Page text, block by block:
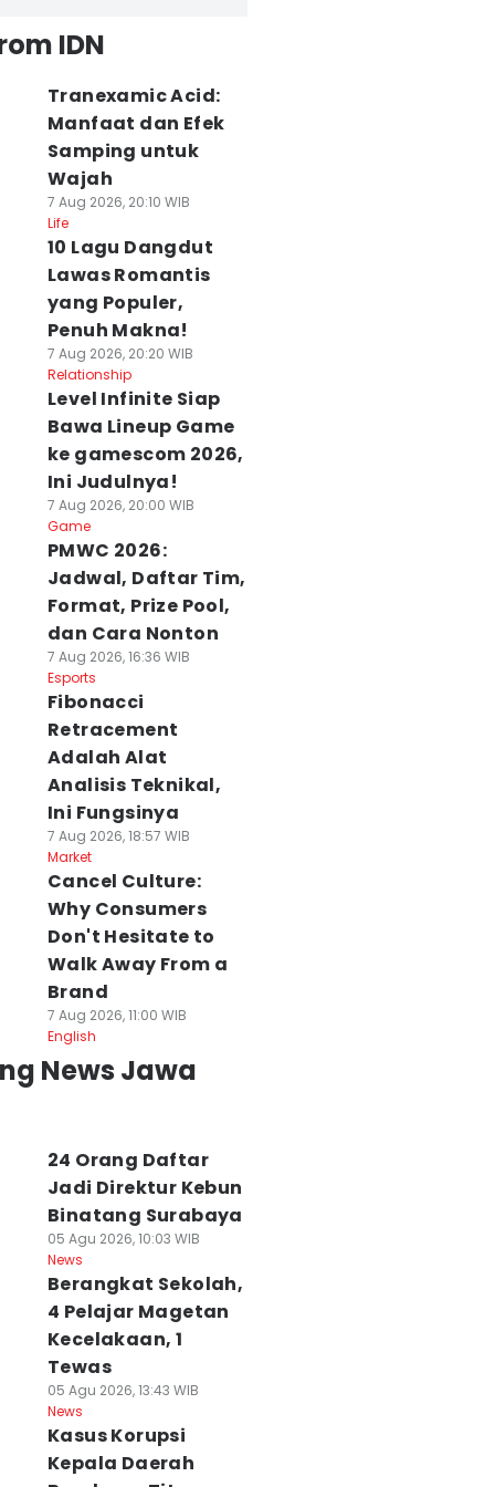
Pakuwon
Pagar
di Surabaya,
Estetik Kota
Pendaftaran
Pimpinan Baznas
Surabaya, Cek
07 Agu 2026, 15:35 WIB
IDN
Tranexamic Acid:
Manfaat dan Efek
Samping untuk
Wajah
7 Aug 2026, 20:10 WIB
Life
10 Lagu Dangdut
Lawas Romantis
yang Populer,
Penuh Makna!
7 Aug 2026, 20:20 WIB
Relationship
Level Infinite Siap
Bawa Lineup Game
ke gamescom 2026,
Ini Judulnya!
7 Aug 2026, 20:00 WIB
Game
PMWC 2026:
Jadwal, Daftar Tim,
Format, Prize Pool,
dan Cara Nonton
7 Aug 2026, 16:36 WIB
Esports
Fibonacci
Retracement
Adalah Alat
Analisis Teknikal,
Ini Fungsinya
7 Aug 2026, 18:57 WIB
Market
Cancel Culture:
Why Consumers
Don't Hesitate to
Walk Away From a
Brand
7 Aug 2026, 11:00 WIB
English
News Jawa
24 Orang Daftar
Jadi Direktur Kebun
Binatang Surabaya
05 Agu 2026, 10:03 WIB
News
Berangkat Sekolah,
4 Pelajar Magetan
Kecelakaan, 1
Tewas
05 Agu 2026, 13:43 WIB
News
Kasus Korupsi
Kepala Daerah